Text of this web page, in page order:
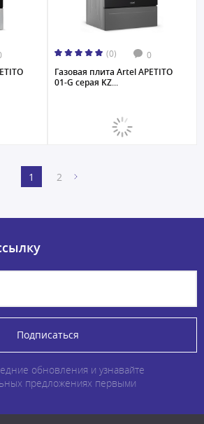
(0) 0
Газовая плита Artel APETITO
01-G серая KZ...
1 2
Подписаться
обновления и узнавайте
предложениях первыми